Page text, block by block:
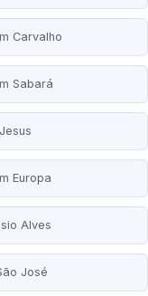
Carvalho
Sabará
Europa
Alves
José